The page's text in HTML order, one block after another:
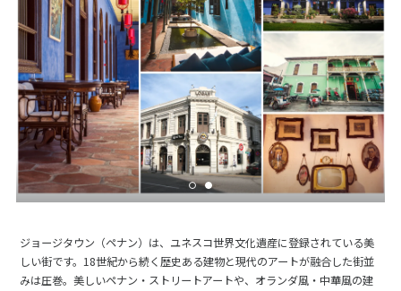
ジョージタウン（ペナン）は、ユネスコ世界文化遺産に登録されている美
しい街です。18世紀から続く歴史ある建物と現代のアートが融合した街並
みは圧巻。美しいペナン・ストリートアートや、オランダ風・中華風の建